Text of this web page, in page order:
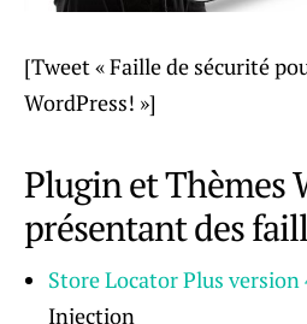
[Tweet « Faille de sécurité
WordPress! »]
Plugin et Thèmes
présentant des
Store Locator Plusversion
Injection